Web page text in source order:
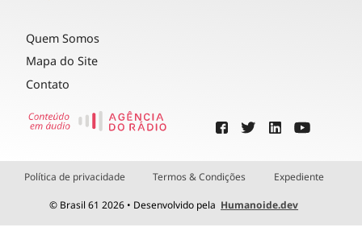
Quem Somos
Mapa do Site
Contato
Política de privacidade Termos & Condições Expediente
© Brasil 61 2026 • Desenvolvido pela Humanoide.dev